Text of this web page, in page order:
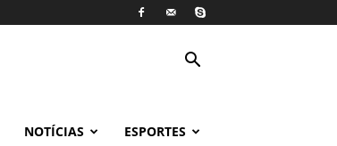
NOTÍCIAS ESPORTES